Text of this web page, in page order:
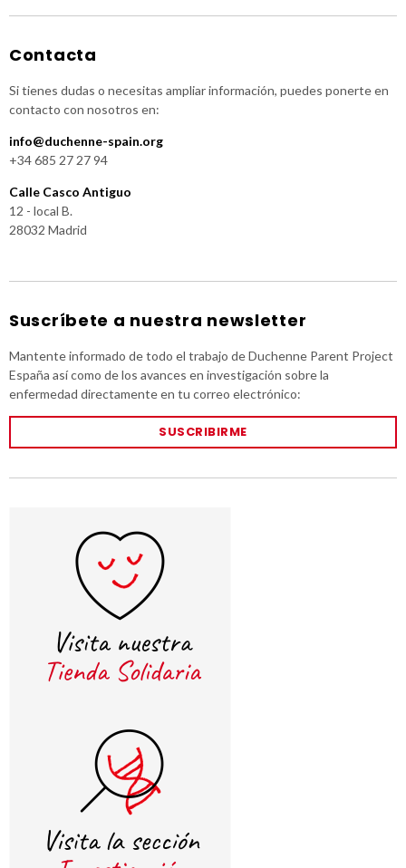
Contacta
Si tienes dudas o necesitas ampliar información, puedes ponerte en
contacto con nosotros en:
info@duchenne-spain.org
+34 685 27 27 94
Calle Casco Antiguo
12 - local B.
28032 Madrid
Suscríbete a nuestra newsletter
Mantente informado de todo el trabajo de Duchenne Parent Project
España así como de los avances en investigación sobre la
enfermedad directamente en tu correo electrónico:
SUSCRIBIRME